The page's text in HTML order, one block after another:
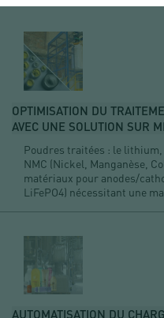
OPTIMISATION DU
AVEC UNE SOLUTION SUR
Poudres traitées : le lithium,
NMC (Nickel, Manganèse,
matériaux pour anodes/
LiFePO4) nécessitant une
AUTOMATISATION DU